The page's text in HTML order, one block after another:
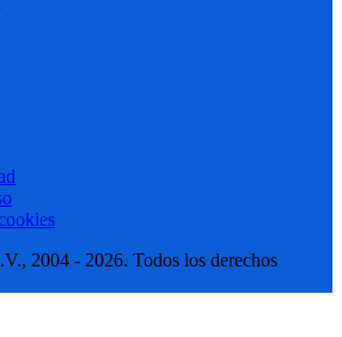
2004 - 2026. Todos los derechos